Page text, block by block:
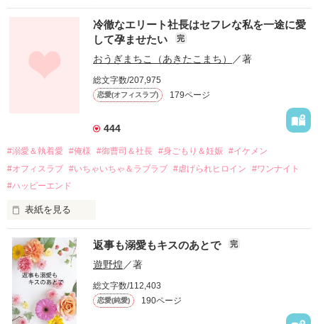
幼なじみの哲平に淡い恋心を抱いていた美桜。
しかし、ある出来事をきっかけに二人の関係は壊れてしまう。
関係修復もできないまま、美桜は両親の離婚によって
引っ越すことになり、哲平とも離れ離れになった。
それから約十二年後。
過去の傷から、二度と会いたくないと思っていた哲平に
運命のような再会を果たす。
酔った勢いで一夜を共にしてしまった。
さらに、美桜が初めてだと知った哲平は
『責任をとる、結婚しよう』と真っ直ぐに告げてきた。
戸惑う美桜とは裏腹に、好きという気持ちを隠すことなく
甘やかしてくる。
そんなある日、哲平は美桜がストーカー被害に
遭っていることを知る。
美桜を守るため、哲平は同居を提案してきて――。
冷徹なエリート社長はセフレな私を一途に愛
して孕ませたい
完
おうぎまちこ（あきたこまち） ／著
総文字数/207,975
恋愛(オフィスラブ) 179ページ
444
#溺愛＆執着愛 #俺様 #御曹司＆社長 #身ごもり＆妊娠 #イケメン
#オフィスラブ #いちゃいちゃ＆ラブラブ #虐げられヒロイン
#ワンナイト
#ハッピーエンド
表紙を見る
おかしな噂を流されて前の職場でうまくいかなかった梅田美
桜は、海外で傷心旅行をしていたところ、日本人美青年と出会
い、酒の勢いもあり一夜限りの関係となる。
帰国後、美桜は新しい職場でワンナイトした美青年と再会。
なんと彼の正体は、とある財閥御曹司にも関わらず、一族を離
れて起業した新進気鋭の実業家、社内でも冷徹だと評判な社長
――御影恭司その人だったのだ――！
返事も溺愛もキスのあとで 完
遊野煌／著
総文字数/112,403
恋愛(純愛) 190ページ